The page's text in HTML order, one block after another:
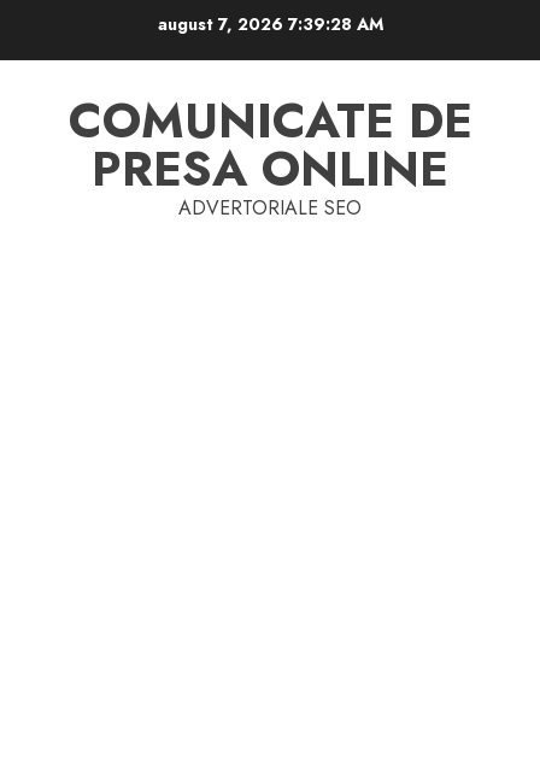
august 7, 2026 7:39:29 AM
COMUNICATE DE
PRESA ONLINE
ADVERTORIALE SEO